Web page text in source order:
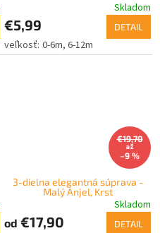
Skladom
€5,99 DETAIL
0-6m 6-12m
€19,70
až
–9 %
3-dielna elegantná súprava -
Malý Anjel, Krst
Skladom
od €17,90 DETAIL